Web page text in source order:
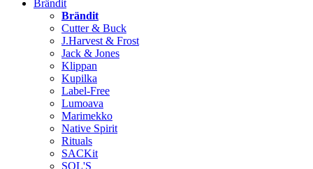
Brändit
Brändit
Cutter & Buck
J.Harvest & Frost
Jack & Jones
Klippan
Kupilka
Label-Free
Lumoava
Marimekko
Native Spirit
Rituals
SACKit
SOL'S